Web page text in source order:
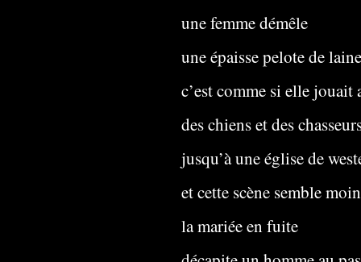
une femme démêle
une épaisse pelote de
c’est comme si elle jouait
des chiens et des
jusqu’à une église de
et cette scène semble
la mariée en fuite